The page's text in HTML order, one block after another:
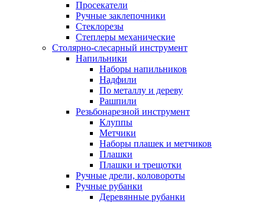
Просекатели
Ручные заклепочники
Стеклорезы
Степлеры механические
Столярно-слесарный инструмент
Напильники
Наборы напильников
Надфили
По металлу и дереву
Рашпили
Резьбонарезной инструмент
Клуппы
Метчики
Наборы плашек и метчиков
Плашки
Плашки и трещотки
Ручные дрели, коловороты
Ручные рубанки
Деревянные рубанки